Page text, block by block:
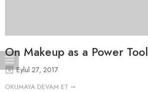
On Makeup as a Power Tool
Eylül 27, 2017
OKUMAYA DEVAM ET ➞